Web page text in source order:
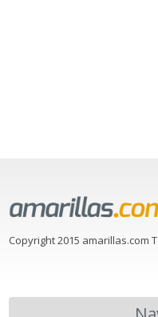
Copyright 2015 amarillas.com